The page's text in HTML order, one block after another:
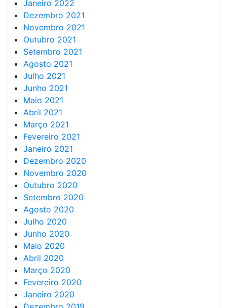
Janeiro 2022
Dezembro 2021
Novembro 2021
Outubro 2021
Setembro 2021
Agosto 2021
Julho 2021
Junho 2021
Maio 2021
Abril 2021
Março 2021
Fevereiro 2021
Janeiro 2021
Dezembro 2020
Novembro 2020
Outubro 2020
Setembro 2020
Agosto 2020
Julho 2020
Junho 2020
Maio 2020
Abril 2020
Março 2020
Fevereiro 2020
Janeiro 2020